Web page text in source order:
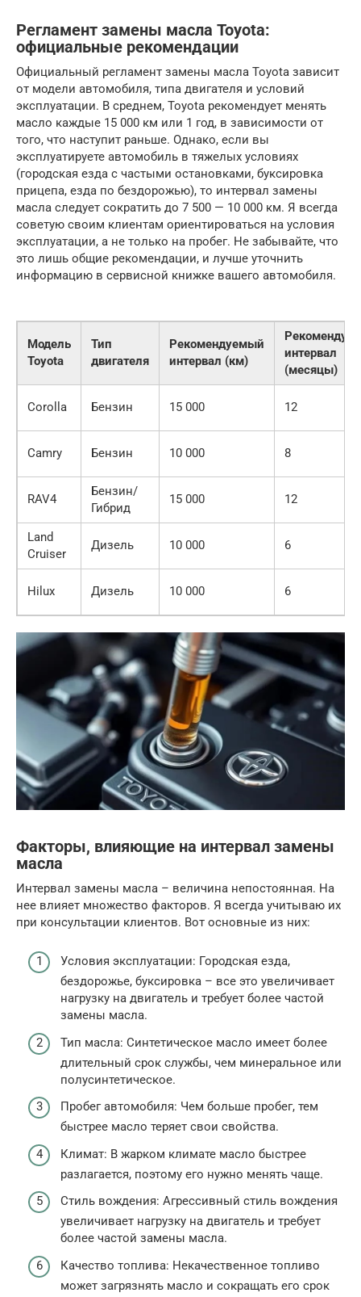
Регламент замены масла Toyota:
официальные рекомендации
Официальный регламент замены масла Toyota зависит
от модели автомобиля, типа двигателя и условий
эксплуатации. В среднем, Toyota рекомендует менять
масло каждые 15 000 км или 1 год, в зависимости от
того, что наступит раньше. Однако, если вы
эксплуатируете автомобиль в тяжелых условиях
(городская езда с частыми остановками, буксировка
прицепа, езда по бездорожью), то интервал замены
масла следует сократить до 7 500 — 10 000 км. Я всегда
советую своим клиентам ориентироваться на условия
эксплуатации, а не только на пробег. Не забывайте, что
это лишь общие рекомендации, и лучше уточнить
информацию в сервисной книжке вашего автомобиля.
Модель
Toyota
Тип
двигателя
Рекомендуемый
интервал (км)
интервал
(месяцы)
Corolla Бензин 15 000 12
Camry Бензин 10 000 8
RAV4
Бензин/
Гибрид
15 000 12
Land
Cruiser
Дизель 10 000 6
Hilux Дизель 10 000 6
Факторы, влияющие на интервал замены
масла
Интервал замены масла – величина непостоянная. На
нее влияет множество факторов. Я всегда учитываю их
при консультации клиентов. Вот основные из них:
Условия эксплуатации: Городская езда,
бездорожье, буксировка – все это увеличивает
нагрузку на двигатель и требует более частой
замены масла.
Тип масла: Синтетическое масло имеет более
длительный срок службы, чем минеральное или
полусинтетическое.
Пробег автомобиля: Чем больше пробег, тем
быстрее масло теряет свои свойства.
Климат: В жарком климате масло быстрее
разлагается, поэтому его нужно менять чаще.
Стиль вождения: Агрессивный стиль вождения
увеличивает нагрузку на двигатель и требует
более частой замены масла.
Качество топлива: Некачественное топливо
может загрязнять масло и сокращать его срок